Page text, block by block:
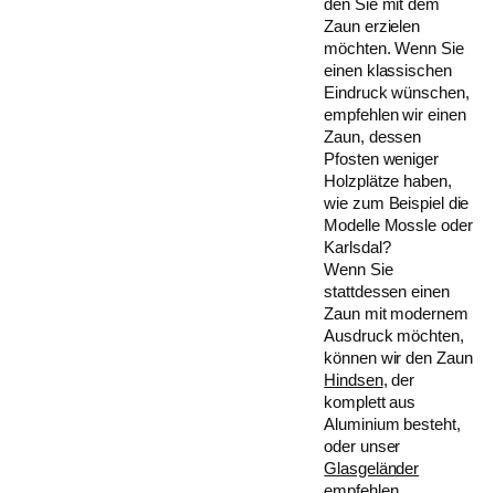
den Sie mit dem
Zaun erzielen
möchten. Wenn Sie
einen klassischen
Eindruck wünschen,
empfehlen wir einen
Zaun, dessen
Pfosten weniger
Holzplätze haben,
wie zum Beispiel die
Modelle Mossle oder
Karlsdal?
Wenn Sie
stattdessen einen
Zaun mit modernem
Ausdruck möchten,
können wir den Zaun
Hindsen, der
komplett aus
Aluminium besteht,
oder unser
Glasgeländer